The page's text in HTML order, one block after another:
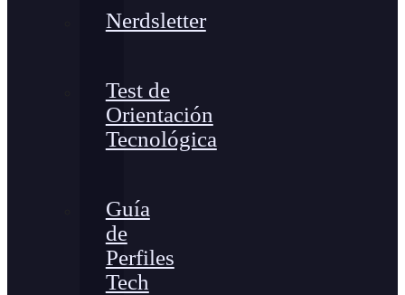
Nerdsletter
Test de
Orientación
Tecnológica
Guía
de
Perfiles
Tech